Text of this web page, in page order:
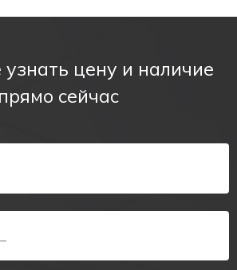
цену и наличие
прямо сейчас